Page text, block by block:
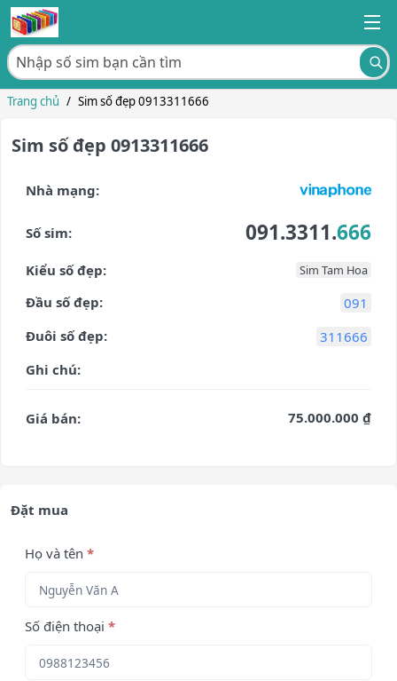
Trang chủ / Sim số đẹp 0913311666
Sim số đẹp 0913311666
Nhà mạng:
Số sim: 091.3311.666
Kiểu số đẹp: Sim Tam Hoa
Đầu số đẹp:
091
Đuôi số đẹp:
311666
Ghi chú:
Giá bán: 75.000.000 ₫
Đặt mua
Họ và tên *
Số điện thoại *